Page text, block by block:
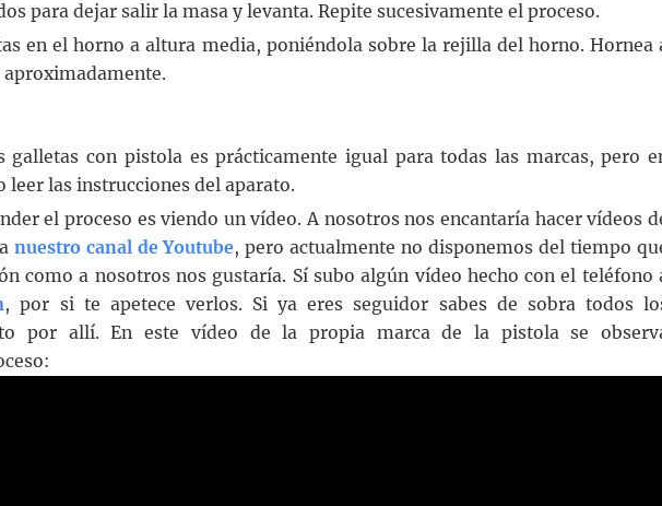
para dejar salir la masa y levanta. Repite sucesivamente el proceso.
en el horno a altura media, poniéndola sobre la rejilla del horno. Hornea
aproximadamente.
galletas con pistola es prácticamente igual para todas las marcas, pero
leer las instrucciones del aparato.
el proceso es viendo un vídeo. A nosotros nos encantaría hacer vídeos
nuestro canal de Youtube, pero actualmente no disponemos del tiempo
como a nosotros nos gustaría. Sí subo algún vídeo hecho con el teléfono
, por si te apetece verlos. Si ya eres seguidor sabes de sobra todos
por allí. En este vídeo de la propia marca de la pistola se